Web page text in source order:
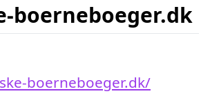
boerneboeger.dk
boerneboeger.dk/